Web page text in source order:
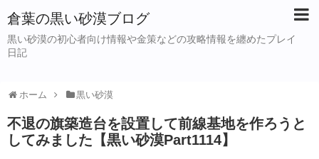
倉葉の黒い砂漠ブログ
黒い砂漠の初心者向け情報や金策などの攻略情報を纏めたプレイ
日記
ホーム 黒い砂漠
不退の旗築造台を設置して前線基地を作ろうと
してみました【黒い砂漠Part1114】